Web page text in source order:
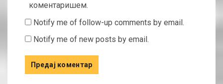
коментаришем.
Notify me of follow-up comments by email.
Notify me of new posts by email.